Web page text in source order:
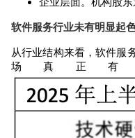
软件服务行业未有明显起
从行业结构来看，软件服
场真正